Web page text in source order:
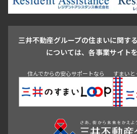
駒沢・用賀・二子玉川
成城・砧
池袋
青山 渋谷 東京・大手町 新宿 品川
三井不動産グループの住まいに関す
については、各事業サイト
住んでからの安心サポートなら すまい